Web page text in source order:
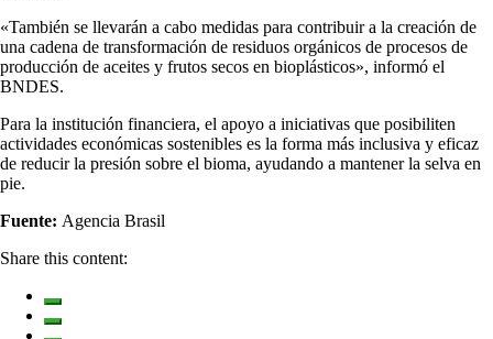
«También se llevarán a cabo medidas para contribuir a la creación de
una cadena de transformación de residuos orgánicos de procesos de
producción de aceites y frutos secos en bioplásticos», informó el
BNDES.
Para la institución financiera, el apoyo a iniciativas que posibiliten
actividades económicas sostenibles es la forma más inclusiva y eficaz
de reducir la presión sobre el bioma, ayudando a mantener la selva en
pie.
Fuente: Agencia Brasil
Share this content: